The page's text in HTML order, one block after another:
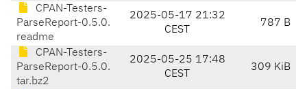
CPAN-Testers-
ParseReport-0.5.0.
readme
2025-05-17 21:32
CEST
787 B
CPAN-Testers-
ParseReport-0.5.0.
tar.bz2
2025-05-25 17:48
CEST
309 KiB